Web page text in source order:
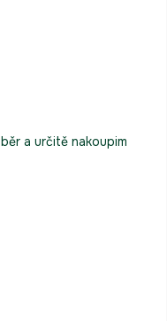
a určitě nakoupim